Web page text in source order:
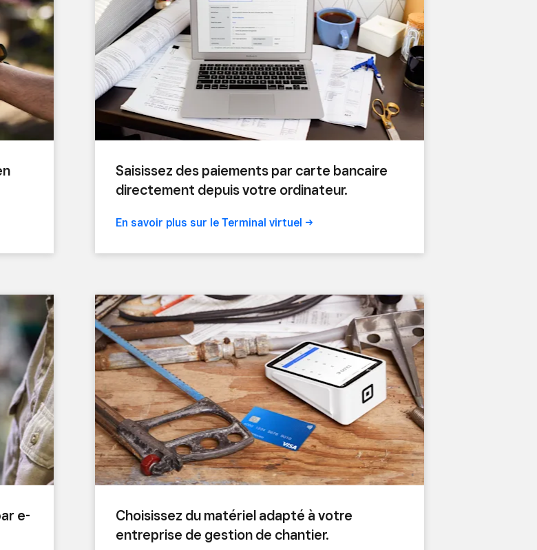
Saisissez des paiements par carte bancaire
directement depuis votre ordinateur.
En savoir plus sur le Terminal virtuel
e-
Choisissez du matériel adapté à votre
entreprise de gestion de chantier.